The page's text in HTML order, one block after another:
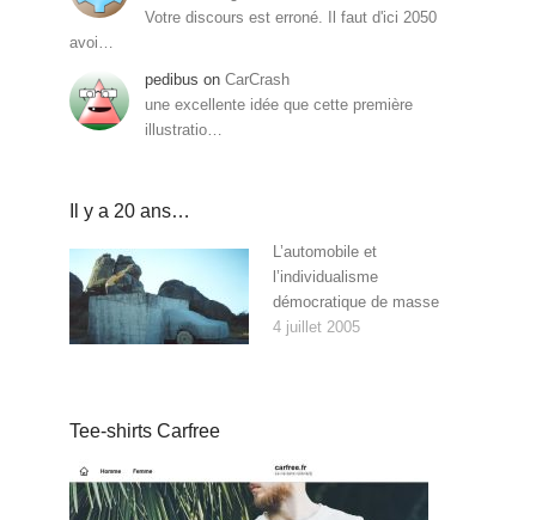
Votre discours est erroné. Il faut d'ici 2050
avoi…
pedibus on CarCrash
une excellente idée que cette première
illustratio…
Il y a 20 ans…
L’automobile et
l’individualisme
démocratique de masse
4 juillet 2005
Tee-shirts Carfree